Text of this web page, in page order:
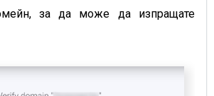
за да може да изпращате